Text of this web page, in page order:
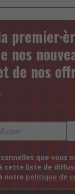
nos
de nos
que vous
cette liste de
notre politique de